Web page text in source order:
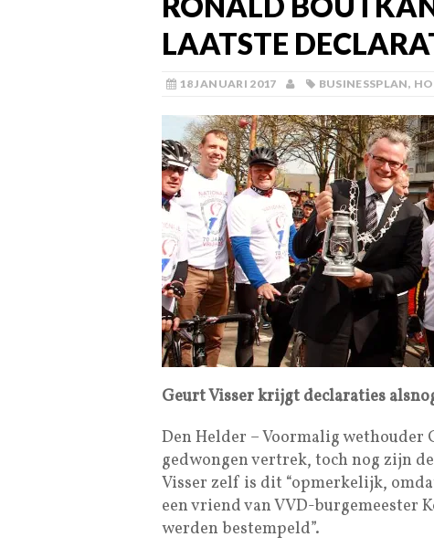
LAATSTE
18 JANUARI 2017 BUSINESSPLAN,
Geurt Visser krijgt declaraties
Den Helder – Voormalig wethouder
gedwongen vertrek, toch nog zijn
Visser zelf is dit “opmerkelijk,
een vriend van VVD-burgemeester
werden bestempeld”.